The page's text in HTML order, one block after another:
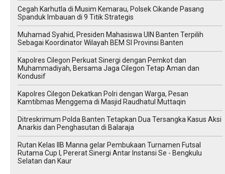
Cegah Karhutla di Musim Kemarau, Polsek Cikande Pasang
Spanduk Imbauan di 9 Titik Strategis
Muhamad Syahid, Presiden Mahasiswa UIN Banten Terpilih
Sebagai Koordinator Wilayah BEM SI Provinsi Banten
Kapolres Cilegon Perkuat Sinergi dengan Pemkot dan
Muhammadiyah, Bersama Jaga Cilegon Tetap Aman dan
Kondusif
Kapolres Cilegon Dekatkan Polri dengan Warga, Pesan
Kamtibmas Menggema di Masjid Raudhatul Muttaqin
Ditreskrimum Polda Banten Tetapkan Dua Tersangka Kasus Aksi
Anarkis dan Penghasutan di Balaraja
Rutan Kelas IIB Manna gelar Pembukaan Turnamen Futsal
Rutama Cup I, Pererat Sinergi Antar Instansi Se - Bengkulu
Selatan dan Kaur